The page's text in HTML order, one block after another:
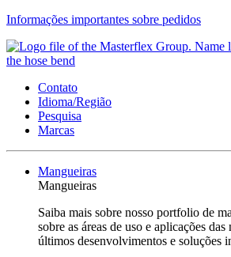
Informações importantes sobre pedidos
Contato
Idioma/Região
Pesquisa
Marcas
Mangueiras
Mangueiras
Saiba mais sobre nosso portfolio de
sobre as áreas de uso e aplicações das
últimos desenvolvimentos e soluções